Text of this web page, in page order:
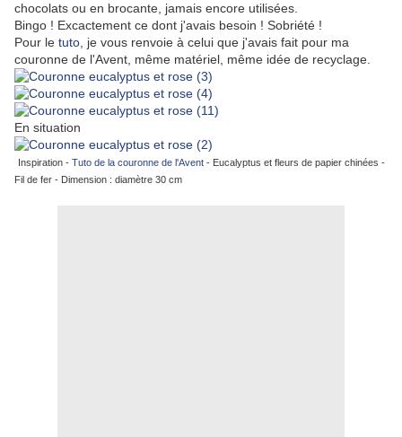
chocolats ou en brocante, jamais encore utilisées.
Bingo ! Excactement ce dont j'avais besoin ! Sobriété !
Pour le tuto , je vous renvoie à celui que j'avais fait pour ma
couronne de l'Avent, même matériel, même idée de recyclage.
En situation
Inspiration - Tuto de la couronne de l'Avent - Eucalyptus et fleurs de papier chinées -
Fil de fer - Dimension : diamètre 30 cm